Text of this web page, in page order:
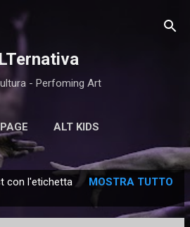
ai contenuti principali
- Perfoming Art
ALT KIDS
con l'etichetta
MOSTRA TUTTO